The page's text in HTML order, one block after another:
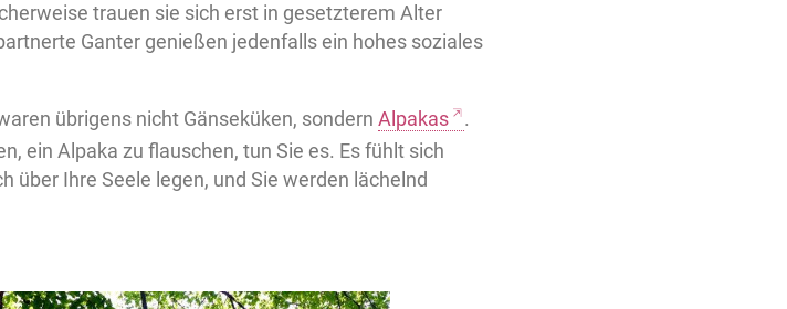
trauen sie sich erst in gesetzterem Alter
Ganter genießen jedenfalls ein hohes soziales
übrigens nicht Gänseküken, sondern Alpakas
.
ein Alpaka zu flauschen, tun Sie es. Es fühlt sich
über Ihre Seele legen, und Sie werden lächelnd